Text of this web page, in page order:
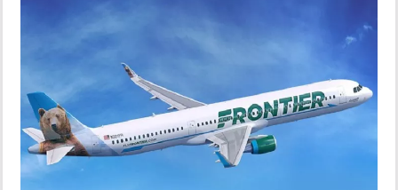
MUNDO
INSÓLITAS
MULTIMEDIA